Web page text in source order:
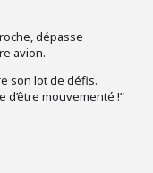
dépasse
avion.
son lot de défis.
mouvementé !”